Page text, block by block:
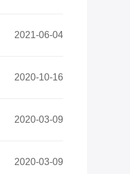
2021-06-04
2020-10-16
2020-03-09
2020-03-09